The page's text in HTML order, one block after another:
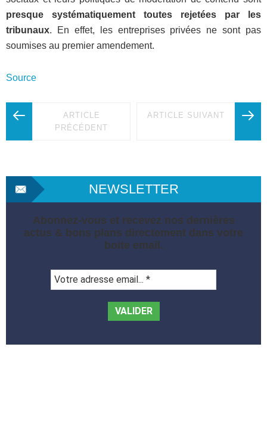
presque systématiquement toutes rejetées par les
tribunaux. En effet, les entreprises privées ne sont pas
soumises au premier amendement.
Source
ARTICLE
PRÉCÉDENT
ARTICLE SUIVANT
NEWSLETTER
Abonnez-vous et recevez nos dernières
actus & bons plans directement dans votre
boite email.
adresse